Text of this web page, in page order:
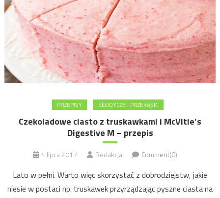
PRZEPISY SŁODYCZE I PRZEKĄSKI
Czekoladowe ciasto z truskawkami i McVitie’s
Digestive M – przepis
4 lipca 2017 Redakcja Comment(0)
Lato w pełni. Warto więc skorzystać z dobrodziejstw, jakie
niesie w postaci np. truskawek przyrządzając pyszne ciasta na